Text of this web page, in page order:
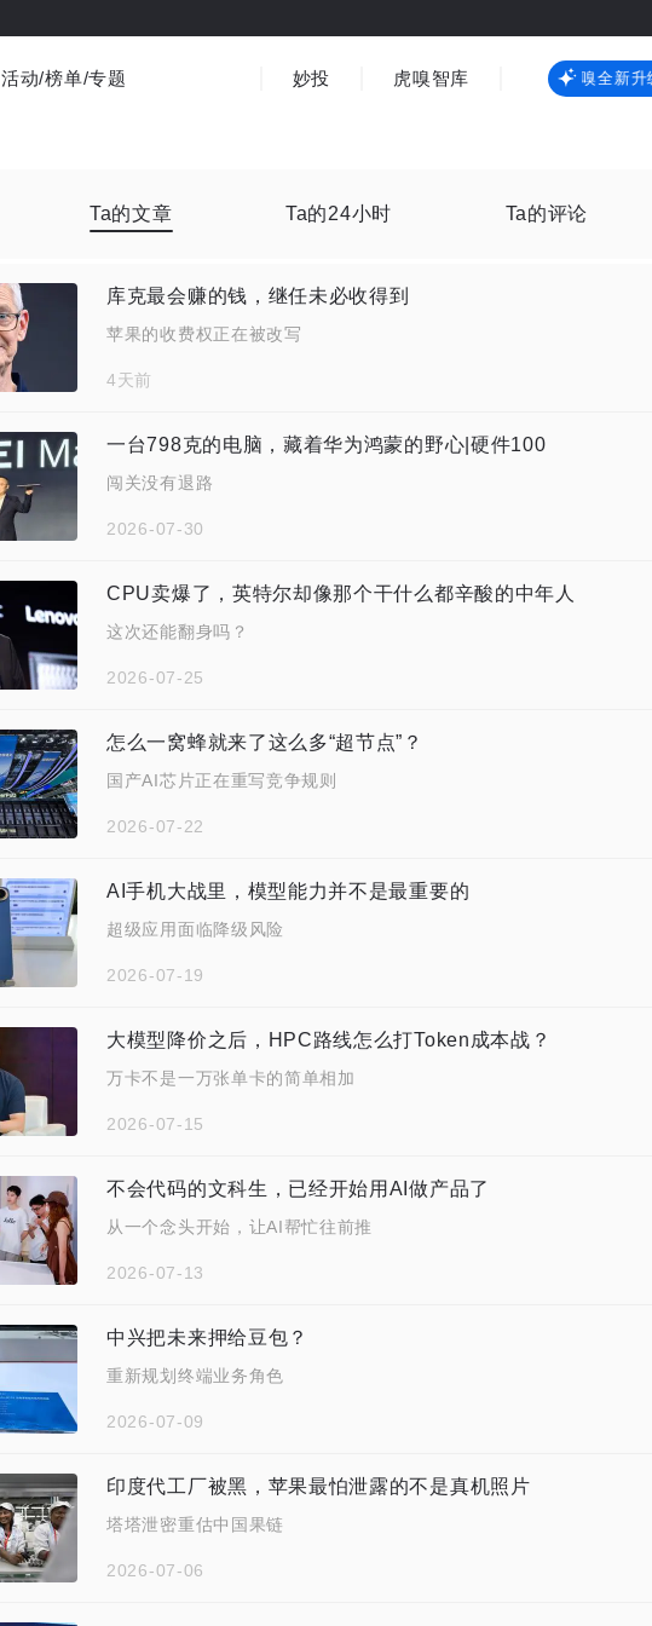
活动/榜单/专题 妙投 虎嗅智库 虎嗅嗅全新升级
Ta的文章 Ta的24小时 Ta的评论
库克最会赚的钱，继任未必收得到
苹果的收费权正在被改写
4天前
一台798克的电脑，藏着华为鸿蒙的野心|硬件100
闯关没有退路
2026-07-30
CPU卖爆了，英特尔却像那个干什么都辛酸的中年人
这次还能翻身吗？
2026-07-25
怎么一窝蜂就来了这么多“超节点”？
国产AI芯片正在重写竞争规则
2026-07-22
AI手机大战里，模型能力并不是最重要的
超级应用面临降级风险
2026-07-19
大模型降价之后，HPC路线怎么打Token成本战？
万卡不是一万张单卡的简单相加
2026-07-15
不会代码的文科生，已经开始用AI做产品了
从一个念头开始，让AI帮忙往前推
2026-07-13
中兴把未来押给豆包？
重新规划终端业务角色
2026-07-09
印度代工厂被黑，苹果最怕泄露的不是真机照片
塔塔泄密重估中国果链
2026-07-06